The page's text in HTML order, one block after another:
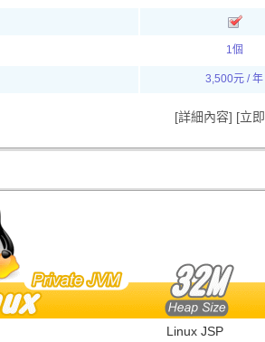
1個
3,500元 / 年
[詳細內容] [立
Linux JSP